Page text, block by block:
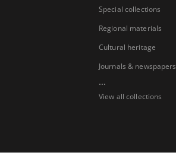
Special collections
Regional materials
Cultural heritage
Journals & newspapers
...
View all collections